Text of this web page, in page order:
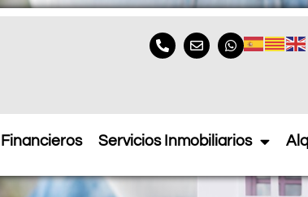
Servicios Inmobiliarios
de la fianza